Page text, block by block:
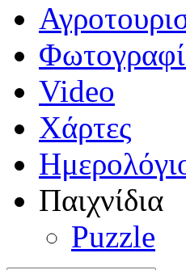
Video
Χάρτες
Παιχνίδια
Puzzle